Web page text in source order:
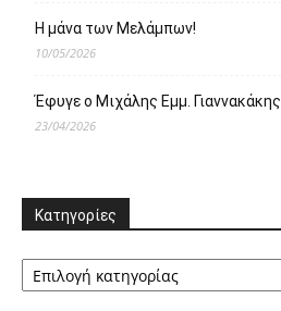
Η μάνα των Μελάμπων!
10/05/2026
Έφυγε ο Μιχάλης Εμμ. Γιαννακάκης
23/04/2026
Κατηγορίες
Κατηγορίες